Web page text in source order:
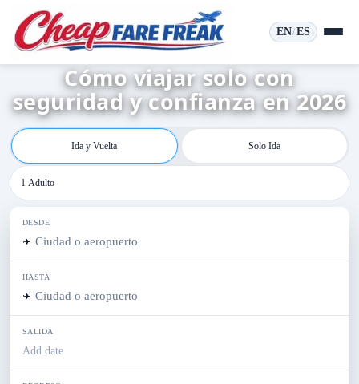
EN/ES
Cómo viajar solo con
seguridad y confianza en 2026
Ida y Vuelta Solo Ida
1 Adulto
DESDE
✈️
HASTA
✈️
SALIDA
Add date